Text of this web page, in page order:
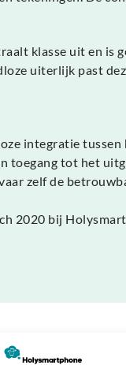
klasse uit en is
uiterlijk past
integratie
toegang tot het
zelf de
2020 bij